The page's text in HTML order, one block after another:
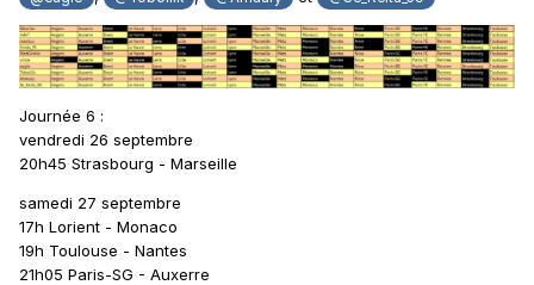
Journée 6 :
vendredi 26 septembre
20h45 Strasbourg - Marseille
samedi 27 septembre
17h Lorient - Monaco
19h Toulouse - Nantes
21h05 Paris-SG - Auxerre